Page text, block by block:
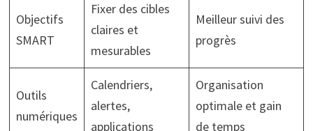
Objectifs
SMART
Fixer des cibles
claires et
mesurables
Meilleur suivi des
progrès
Outils
numériques
Calendriers,
alertes,
applications
Organisation
optimale et gain
de temps